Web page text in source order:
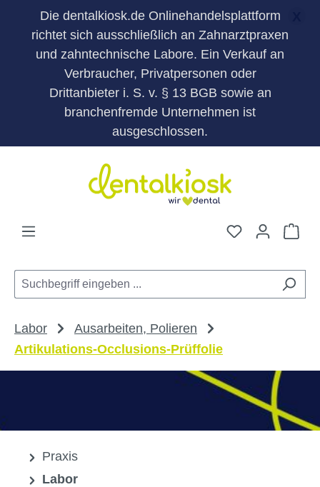
Die dentalkiosk.de Onlinehandelsplattform
richtet sich ausschließlich an Zahnarztpraxen
und zahntechnische Labore. Ein Verkauf an
Verbraucher, Privatpersonen oder
Drittanbieter i. S. v. § 13 BGB sowie an
branchenfremde Unternehmen ist
ausgeschlossen.
Zum Hauptinhalt springen
Du hast 0
Labor
Ausarbeiten, Polieren
Artikulations-Occlusions-Prüffolie
Praxis
Labor